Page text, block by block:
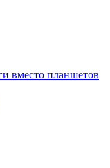
вместо планшетов